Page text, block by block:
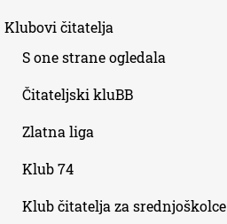
Klubovi čitatelja
S one strane ogledala
Čitateljski kluBB
Zlatna liga
Klub 74
Klub čitatelja za srednjoškolce